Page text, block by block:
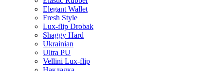
Elegant Wallet
Fresh Style
Lux-flip Drobak
Shaggy Hard
Ukrainian
Ultra PU
Vellini Lux-flip